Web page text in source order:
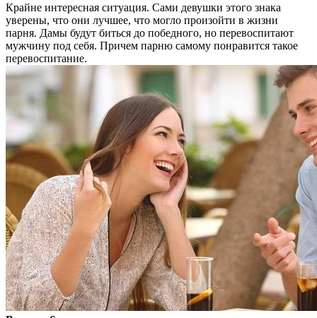
Крайне интересная ситуация. Сами девушки этого знака
уверены, что они лучшее, что могло произойти в жизни
парня. Дамы будут биться до победного, но перевоспитают
мужчину под себя. Причем парню самому понравится такое
перевоспитание.